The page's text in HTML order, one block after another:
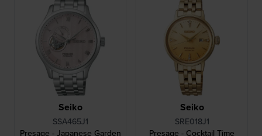
Seiko
SSA465J1
Presage - Japanese Garden
Seiko
SRE018J1
Presage - Cocktail Time